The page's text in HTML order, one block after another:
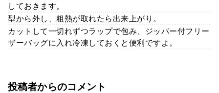
しておきます。
型から外し、粗熱が取れたら出来上がり。
カットして一切れずつラップで包み、ジッパー付フリー
ザーバッグに入れ冷凍しておくと便利ですよ。
投稿者からのコメント